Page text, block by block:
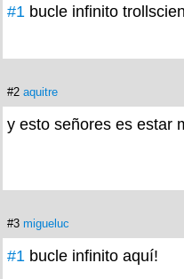
#1 bucle infinito
#2 aquitre
y esto señores es estar
#3 migueluc
#1 bucle infinito aquí!